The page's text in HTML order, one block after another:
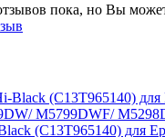
пока, но Вы
(C13T965140) для